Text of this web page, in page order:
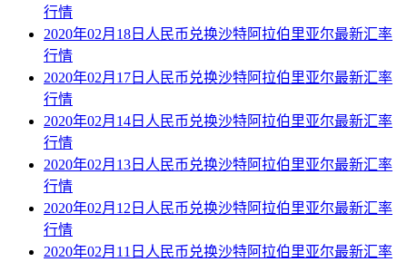
行情
2020年02月18日人民币兑换沙特阿拉伯里亚尔最新汇率
行情
2020年02月17日人民币兑换沙特阿拉伯里亚尔最新汇率
行情
2020年02月14日人民币兑换沙特阿拉伯里亚尔最新汇率
行情
2020年02月13日人民币兑换沙特阿拉伯里亚尔最新汇率
行情
2020年02月12日人民币兑换沙特阿拉伯里亚尔最新汇率
行情
2020年02月11日人民币兑换沙特阿拉伯里亚尔最新汇率